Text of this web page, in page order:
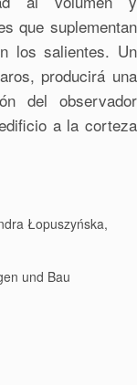
que suplementan
los salientes. Un
producirá una
del observador
a la corteza
Łopuszyńska,
und Bau